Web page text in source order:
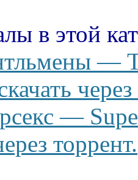
в этой
—
—
торрент.